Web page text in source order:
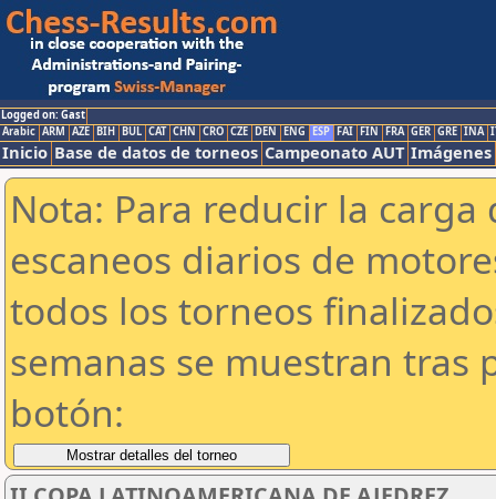
Logged on: Gast
Arabic ARM AZE BIH BUL CAT CHN CRO CZE DEN ENG ESP FAI FIN FRA GER GRE INA
Inicio Base de datos de torneos Campeonato AUT Imágenes
Nota: Para reducir la
escaneos diarios de
todos los torneos
semanas se muestran tras
botón: